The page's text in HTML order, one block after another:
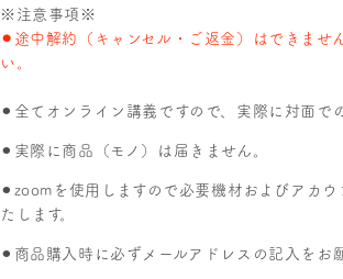
※注意事項※
⚫︎途中解約（キャンセル・ご返金）はできませ
い。
⚫︎全てオンライン講義ですので、実際に対面で
⚫︎ 実際に商品（モノ）は届きません。
⚫︎zoomを使用しますので必要機材およびアカ
たします。
⚫︎ 商品購入時に必ずメールアドレスの記入をお願